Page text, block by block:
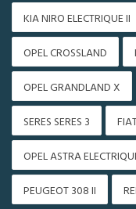
KIA NIRO ELECTRIQUE II
OPEL CROSSLAND
OPEL GRANDLAND X
SERES SERES 3
OPEL ASTRA
PEUGEOT 308 II